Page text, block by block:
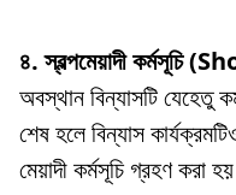
৪. স্বল্পমেয়াদী
অবস্থান বিন্যাসটি যেহেতু
শেষ হলে বিন্যাস
মেয়াদী কর্মসূচি গ্রহণ করা